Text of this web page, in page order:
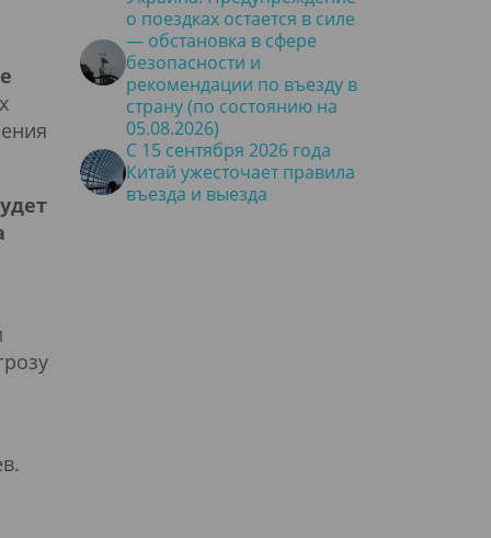
о поездках остается в силе
— обстановка в сфере
безопасности и
рекомендации по въезду в
страну (по состоянию на
05.08.2026)
С 15 сентября 2026 года
Китай ужесточает правила
въезда и выезда